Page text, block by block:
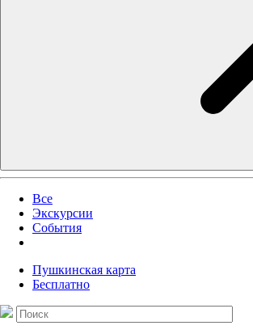
Все
Экскурсии
События
Пушкинская карта
Бесплатно